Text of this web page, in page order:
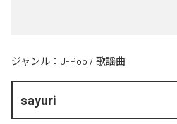
ジャンル： J-Pop / 歌謡曲
sayuri